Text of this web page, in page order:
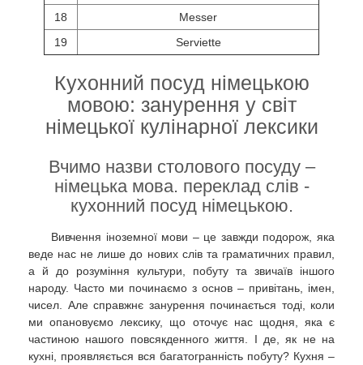
18
Messer
19
Serviette
Кухонний посуд німецькою
мовою: занурення у світ
німецької кулінарної лексики
Вчимо назви столового посуду –
німецька мова. переклад слів -
кухонний посуд німецькою.
Вивчення іноземної мови – це завжди подорож, яка
веде нас не лише до нових слів та граматичних правил,
а й до розуміння культури, побуту та звичаїв іншого
народу. Часто ми починаємо з основ – привітань, імен,
чисел. Але справжнє занурення починається тоді, коли
ми опановуємо лексику, що оточує нас щодня, яка є
частиною нашого повсякденного життя. І де, як не на
кухні, проявляється вся багатогранність побуту? Кухня –